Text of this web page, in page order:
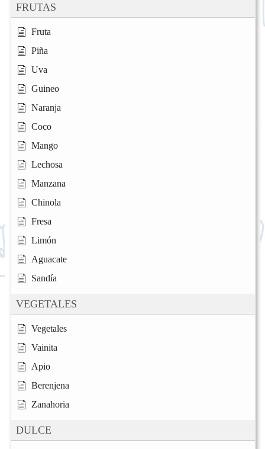
FRUTAS
Fruta
Piña
Uva
Guineo
Naranja
Coco
Mango
Lechosa
Manzana
Chinola
Fresa
Limón
Aguacate
Sandía
VEGETALES
Vegetales
Vainita
Apio
Berenjena
Zanahoria
DULCE